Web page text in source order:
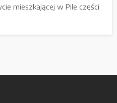
mieszkającej w Pile części